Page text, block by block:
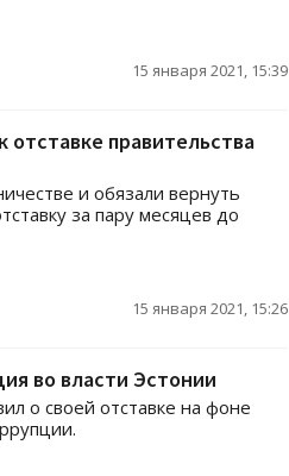
15 января 2021, 15:39
отставке правительства
и обязали вернуть
за пару месяцев до
15 января 2021, 15:26
во власти Эстонии
о своей отставке на фоне